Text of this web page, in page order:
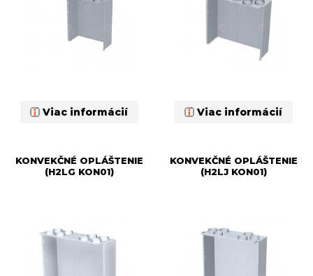
Viac informácií Viac informácií
KONVEKČNÉ OPLÁŠTENIE
(H2LG KON01)
KONVEKČNÉ OPLÁŠTENIE
(H2LJ KON01)